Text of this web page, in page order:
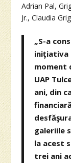
Adrian Pal,
Jr., Claudia
„S-a
iniţiativa
moment
UAP
ani, din
galeriile
la acest
trei ani